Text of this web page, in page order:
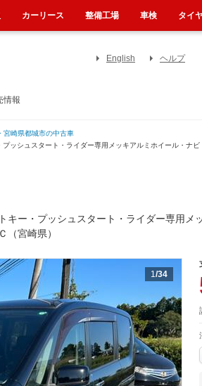
情報
English ヘルプ
宮崎県都城市の中古車
シュスタート・ライダー専用メッキアルミホイール・ナビ
・プッシュスタート・ライダー専用メ
（宮崎県）
1/34
カーリース 整備工場 車検 タイ